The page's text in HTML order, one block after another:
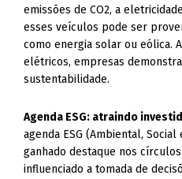
emissões de CO2, a
esses veículos pode ser
como energia solar ou eólica.
elétricos, empresas
sustentabilidade.
Agenda ESG: atraindo
agenda ESG (Ambiental,
ganhado destaque nos
influenciado a tomada de